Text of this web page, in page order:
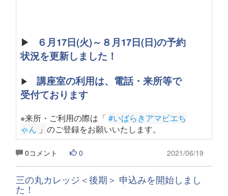
▶
６月17日(火)～８月17日(日)の予約
状況を更新しました！
▶ 講座室の利用は、電話・来所等で
受付ております
※来所・ご利用の際は「 #いばらきアマビエち
ゃん 」 のご登録をお願いいたします。
0コメント 0 2021/06/19
三の丸カレッジ＜後期＞ 申込みを開始しまし
た！